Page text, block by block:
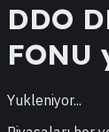
DDO
FONU
Yukleniyor...